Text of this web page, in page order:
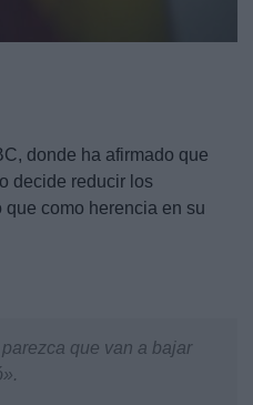
donde ha afirmado que
decide reducir los
como herencia en su
que van a bajar